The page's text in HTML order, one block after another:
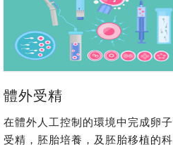
體外受精
在體外人工控制的環境中完成卵子
受精，胚胎培養，及胚胎移植的科